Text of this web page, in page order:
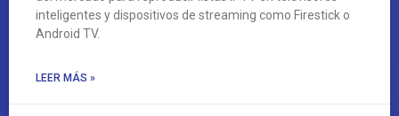
inteligentes y dispositivos de streaming como Firestick o
Android TV.
LEER MÁS »